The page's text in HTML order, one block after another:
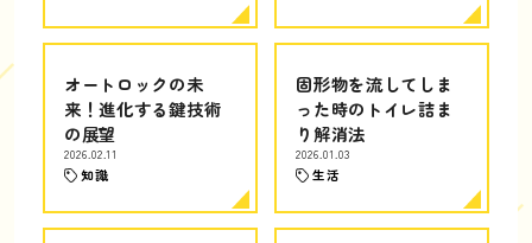
オートロックの未
来！進化する鍵技術
の展望
2026.02.11
知識
固形物を流してしま
った時のトイレ詰ま
り解消法
2026.01.03
生活